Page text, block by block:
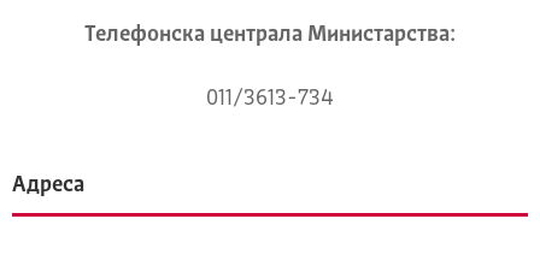
Телeфонска централа Mинистарства:
011/3613-734
Адреса